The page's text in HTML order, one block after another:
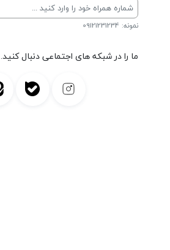
نمونه: 09121231234
ما را در شبکه های اجتماعی دنبال کنید.